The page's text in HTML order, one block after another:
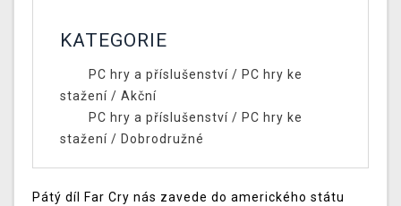
KATEGORIE
PC hry a příslušenství/ PC hry ke
stažení / Akční
PC hry a příslušenství/ PC hry ke
stažení / Dobrodružné
Pátý díl Far Cry nás zavede do amerického státu